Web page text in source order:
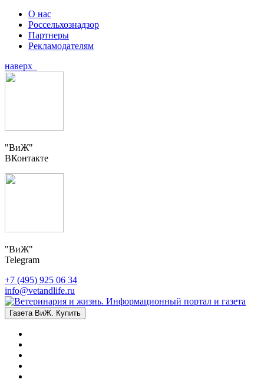
О нас
Россельхознадзор
Партнеры
Рекламодателям
наверх
"ВиЖ"
ВКонтакте
"ВиЖ"
Telegram
+7 (495) 925 06 34
info@vetandlife.ru
Газета ВиЖ. Купить